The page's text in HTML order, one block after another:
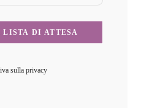
sulla privacy